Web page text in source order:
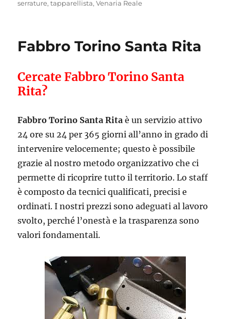
serrature,tapparellista,Venaria Reale
Fabbro Torino Santa Rita
Cercate Fabbro Torino Santa
Rita?
Fabbro Torino Santa Rita è un servizio attivo
24 ore su 24 per 365 giorni all’anno in grado di
intervenire velocemente; questo è possibile
grazie al nostro metodo organizzativo che ci
permette di ricoprire tutto il territorio. Lo staff
è composto da tecnici qualificati, precisi e
ordinati. I nostri prezzi sono adeguati al lavoro
svolto, perché l’onestà e la trasparenza sono
valori fondamentali.